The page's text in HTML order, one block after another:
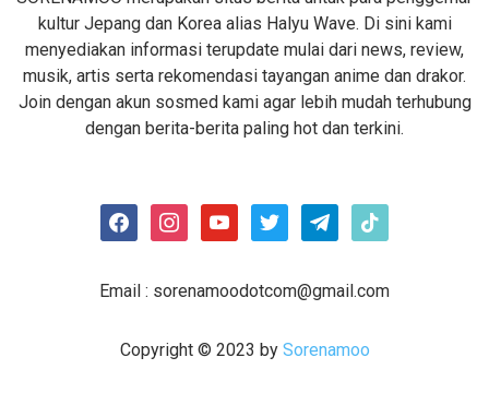
kultur Jepang dan Korea alias Halyu Wave. Di sini kami
menyediakan informasi terupdate mulai dari news, review,
musik, artis serta rekomendasi tayangan anime dan drakor.
Join dengan akun sosmed kami agar lebih mudah terhubung
dengan berita-berita paling hot dan terkini.
facebookinstagramyoutubetwitter telegramtiktok
Email : sorenamoodotcom@gmail.com
Copyright © 2023 by Sorenamoo